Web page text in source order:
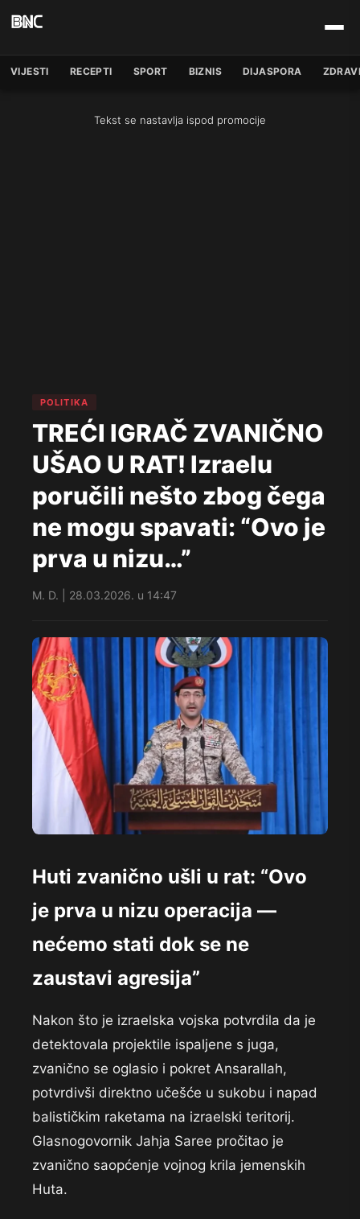
VIJESTI RECEPTI SPORT BIZNIS DIJASPORA
Tekst se nastavlja ispod promocije
POLITIKA
TREĆI IGRAČ ZVANIČNO
UŠAO U RAT! Izraelu
poručili nešto zbog čega
ne mogu spavati: “Ovo je
prva u nizu…”
M. D. | 28.03.2026. u 14:47
Huti zvanično ušli u rat: “Ovo
je prva u nizu operacija —
nećemo stati dok se ne
zaustavi agresija”
Nakon što je izraelska vojska potvrdila da je
detektovala projektile ispaljene s juga,
zvanično se oglasio i pokret Ansarallah,
potvrdivši direktno učešće u sukobu i napad
balističkim raketama na izraelski teritorij.
Glasnogovornik Jahja Saree pročitao je
zvanično saopćenje vojnog krila jemenskih
Huta.